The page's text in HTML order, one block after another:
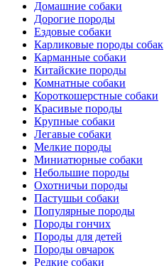
Домашние собаки
Дорогие породы
Ездовые собаки
Карликовые породы собак
Карманные собаки
Китайские породы
Комнатные собаки
Короткошерстные собаки
Красивые породы
Крупные собаки
Легавые собаки
Мелкие породы
Миниатюрные собаки
Небольшие породы
Охотничьи породы
Пастушьи собаки
Популярные породы
Породы гончих
Породы для детей
Породы овчарок
Редкие собаки